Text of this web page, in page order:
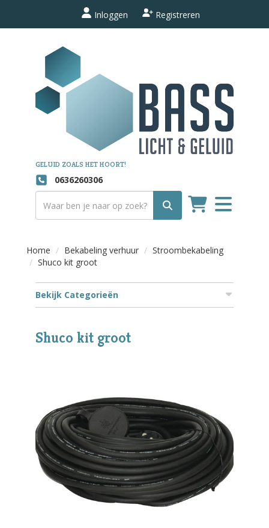
Inloggen Registreren
GELUID ZOALS HET HOORT!
0636260306
Toggle
navigation
Home Bekabeling verhuur
Stroombekabeling
Shuco kit groot
Bekijk Categorieën
Shuco kit groot